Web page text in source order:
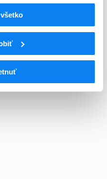
sústava